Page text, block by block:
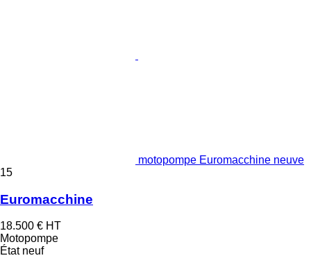
motopompe Euromacchine neuve
15
Euromacchine
18.500 € HT
Motopompe
Étatneuf